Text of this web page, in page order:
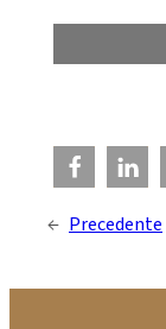
← Precedente